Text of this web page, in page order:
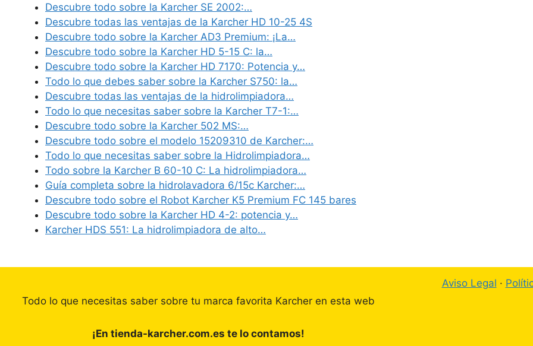
Descubre todo sobre la Karcher SE 2002:…
Descubre todas las ventajas de la Karcher HD 10-25 4S
Descubre todo sobre la Karcher AD3 Premium: ¡La…
Descubre todo sobre la Karcher HD 5-15 C: la…
Descubre todo sobre la Karcher HD 7170: Potencia y…
Todo lo que debes saber sobre la Karcher S750: la…
Descubre todas las ventajas de la hidrolimpiadora…
Todo lo que necesitas saber sobre la Karcher T7-1:…
Descubre todo sobre la Karcher 502 MS:…
Descubre todo sobre el modelo 15209310 de Karcher:…
Todo lo que necesitas saber sobre la Hidrolimpiadora…
Todo sobre la Karcher B 60-10 C: La hidrolimpiadora…
Guía completa sobre la hidrolavadora 6/15c Karcher:…
Descubre todo sobre el Robot Karcher K5 Premium FC 145 bares
Descubre todo sobre la Karcher HD 4-2: potencia y…
Karcher HDS 551: La hidrolimpiadora de alto…
Todo lo que necesitas saber sobre tu marca favorita Karcher en esta web
¡En tienda-karcher.com.es te lo contamos!
Aviso Legal ·